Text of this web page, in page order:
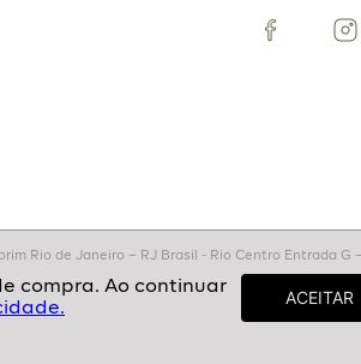
Rio de Janeiro – RJ Brasil - Rio Centro Entrada G